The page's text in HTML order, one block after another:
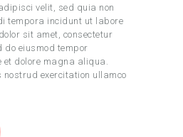
velit, sed quia non
tempora incidunt ut labore
sit amet, consectetur
eiusmod tempor
dolore magna aliqua.
nostrud exercitation ullamco